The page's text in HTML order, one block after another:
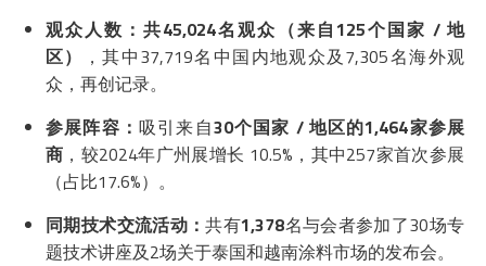
观众人数：共45,024名观众（来自125个国家 / 地
区）
，其中37,719名中国内地观众及7,305名海外观
众，再创记录。
参展阵容： 吸引来自30个国家 / 地区的1,464家参展
商 ，较2024年广州展增长 10.5%，其中257家首次参展
（占比17.6%）。
同期技术交流活动：共有1,378名与会者参加了30场专
题技术讲座及2场关于泰国和越南涂料市场的发布会。